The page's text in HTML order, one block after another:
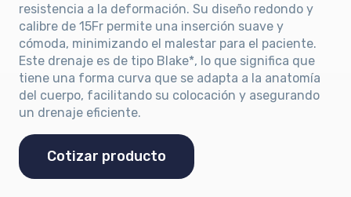
resistencia a la deformación. Su diseño redondo y
calibre de 15Fr permite una inserción suave y
cómoda, minimizando el malestar para el paciente.
Este drenaje es de tipo Blake*, lo que significa que
tiene una forma curva que se adapta a la anatomía
del cuerpo, facilitando su colocación y asegurando
un drenaje eficiente.
Cotizar producto